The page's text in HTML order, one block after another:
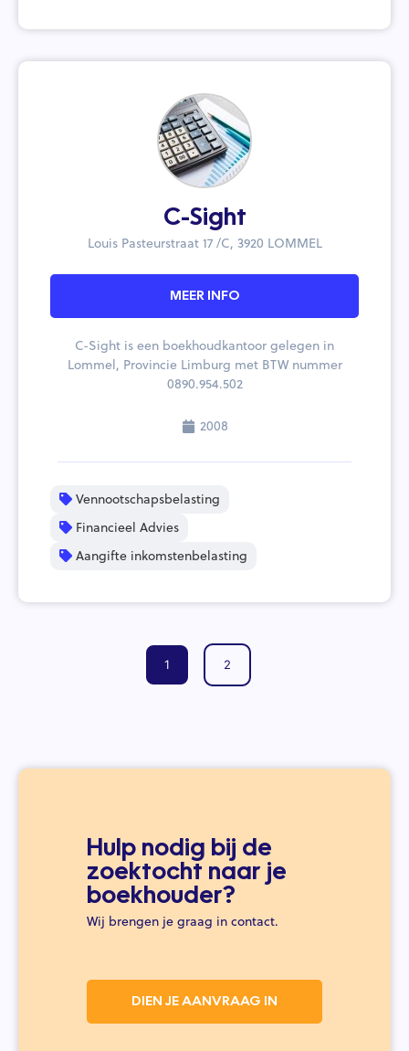
C-Sight
Louis Pasteurstraat 17 /C, 3920 LOMMEL
MEER INFO
C-Sight is een boekhoudkantoor gelegen in
Lommel, Provincie Limburg met BTW nummer
0890.954.502
2008
Vennootschapsbelasting
Financieel Advies
Aangifte inkomstenbelasting
1 2
Hulp nodig bij de
zoektocht naar je
boekhouder?
Wij brengen je graag in contact.
DIEN JE AANVRAAG IN